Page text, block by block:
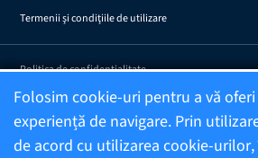
Termenii şi condiţiile de utilizare
Politica de confidențialitate
Confidențialitatea efectelor adverse raportate
Folosim cookie-uri pentru a vă
experiență de navigare. Prin
de acord cu utilizarea cookie-